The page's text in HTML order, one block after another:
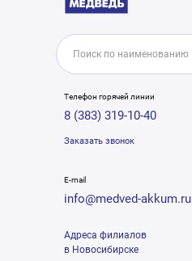
Телефон горячей линии
8 (383) 319-10-40
Заказать звонок
E-mail
info@medved-akkum.ru
Адреса филиалов
в Новосибирске